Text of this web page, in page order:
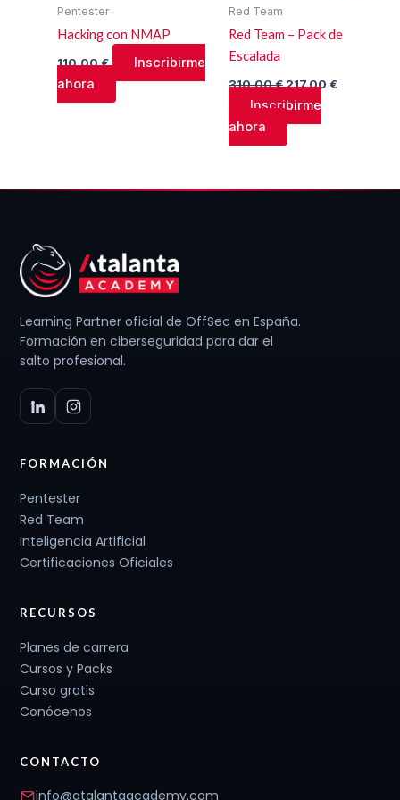
Pentester
Hacking con NMAP
110,00€
Inscribirme
ahora
Red Team
Red Team – Pack de
Escalada
310,00€217,00 €
Inscribirme
ahora
Learning Partner oficial de OffSec en España.
Formación en ciberseguridad para dar el
salto profesional.
FORMACIÓN
Pentester
Red Team
Inteligencia Artificial
Certificaciones Oficiales
RECURSOS
Planes de carrera
Cursos y Packs
Curso gratis
Conócenos
CONTACTO
info@atalantaacademy.com